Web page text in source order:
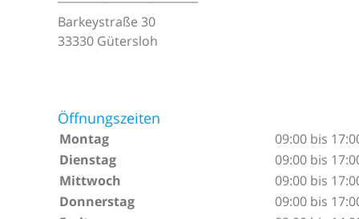
Barkeystraße 30
33330 Gütersloh
Öffnungszeiten
Montag
09:00 bis
Dienstag
09:00 bis
Mittwoch
09:00 bis
Donnerstag
09:00 bis